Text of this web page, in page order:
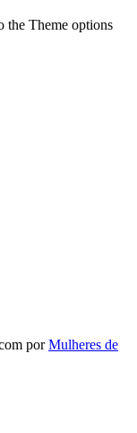
the Theme options
porMulheres de